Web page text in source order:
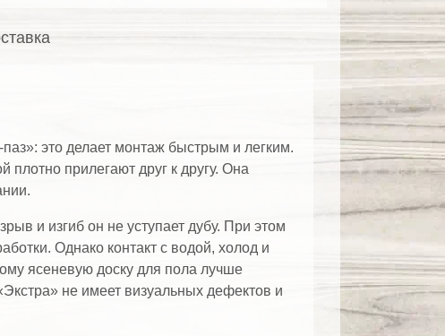
это делает монтаж быстрым и легким.
плотно прилегают друг к другу. Она
и изгиб он не уступает дубу. При этом
Однако контакт с водой, холод и
ясеневую доску для пола лучше
не имеет визуальных дефектов и